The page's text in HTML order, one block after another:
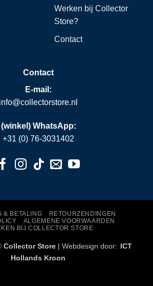
Werken bij Collector
Store?
Contact
Contact
E-mail:
info@collectorstore.nl
(winkel) WhatsApp:
+31 (0) 76-3031402
& BETALING
RETOURZENDINGEN
ALGEMENE VOORWAARDEN
BIJ COLLECTOR STORE
Collector Store | Webdesign door: ICT
Hollands Kroon